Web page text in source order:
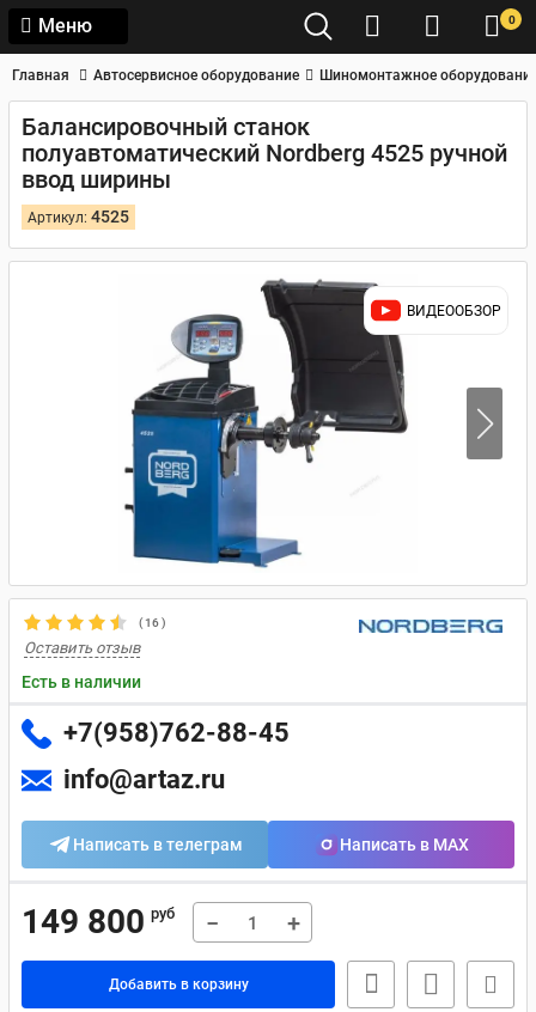
Меню 0
Главная Автосервисное оборудование Шиномонтажное
Балансировочный станок
полуавтоматический Nordberg 4525 ручной
ввод ширины
Артикул: 4525
ВИДЕООБЗОР
(16)
Оставить отзыв
Есть в наличии
+7(958)762-88-45
info@artaz.ru
Написать в телеграм Написать в MAX
149 800 руб − +
Добавить в корзину